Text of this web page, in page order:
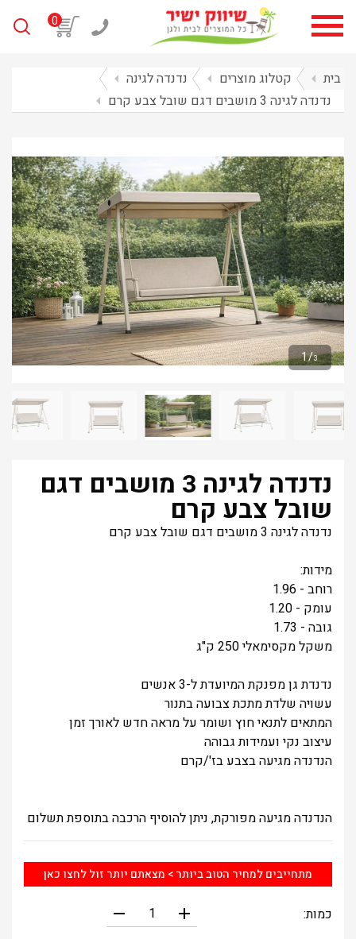
0
בית arrow_left קטלוג מוצרים arrow_left נדנדה לגינה arrow_left
נדנדה לגינה 3 מושבים דגם שובל צבע קרם
arrow_left
1/3
נדנדה לגינה 3 מושבים דגם
שובל צבע קרם
נדנדה לגינה 3 מושבים דגם שובל צבע קרם
מידות:
רוחב - 1.96
עומק - 1.20
גובה - 1.73
משקל מקסימאלי 250 ק"ג
נדנדת גן מפנקת המיועדת ל-3 אנשים
עשויה שלדת מתכת צבועה בתנור
המתאים לתנאי חוץ ושומר על מראה חדש לאורך זמן
עיצוב נקי ועמידות גבוהה
הנדנדה מגיעה בצבע בז'/קרם
הנדנדה מגיעה מפורקת, ניתן להוסיף הרכבה בתוספת תשלום
מתחייבים למחיר הטוב ביותר > מצאתם יותר זול לחצו כאן
כמות: add
remove